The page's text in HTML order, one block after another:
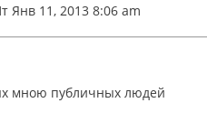
Янв 11, 2013 8:06 am
мною публичных людей